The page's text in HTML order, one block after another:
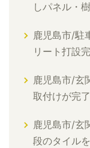
しパネル・
鹿児島市/駐
リート打設
鹿児島市/玄
取付けが完
鹿児島市/玄
段のタイル